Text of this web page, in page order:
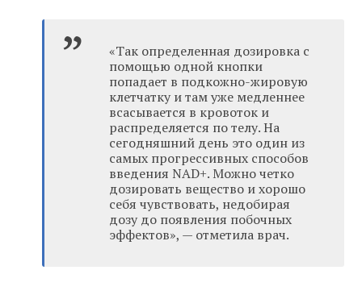
«Так определенная дозировка с
помощью одной кнопки
попадает в подкожно-жировую
клетчатку и там уже медленнее
всасывается в кровоток и
распределяется по телу. На
сегодняшний день это один из
самых прогрессивных способов
введения NAD+. Можно четко
дозировать вещество и хорошо
себя чувствовать, недобирая
дозу до появления побочных
эффектов», — отметила врач.